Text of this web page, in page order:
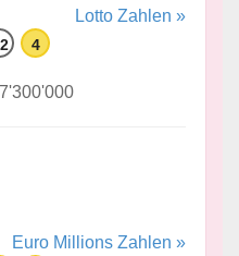
Lotto Zahlen »
4
Euro Millions Zahlen »